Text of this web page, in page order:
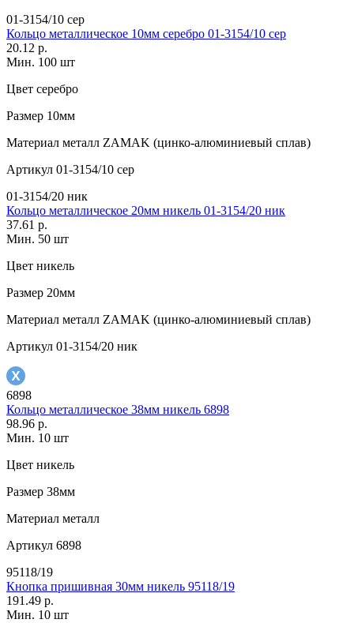
01-3154/10 сер
Кольцо металлическое 10мм серебро 01-3154/10 сер
20.12 р.
Мин. 100 шт
Цвет серебро
Размер 10мм
Материал металл ZAMAK (цинко-алюминиевый сплав)
Артикул 01-3154/10 сер
01-3154/20 ник
Кольцо металлическое 20мм никель 01-3154/20 ник
37.61 р.
Мин. 50 шт
Цвет никель
Размер 20мм
Материал металл ZAMAK (цинко-алюминиевый сплав)
Артикул 01-3154/20 ник
6898
Кольцо металлическое 38мм никель 6898
98.96 р.
Мин. 10 шт
Цвет никель
Размер 38мм
Материал металл
Артикул 6898
95118/19
Кнопка пришивная 30мм никель 95118/19
191.49 р.
Мин. 10 шт